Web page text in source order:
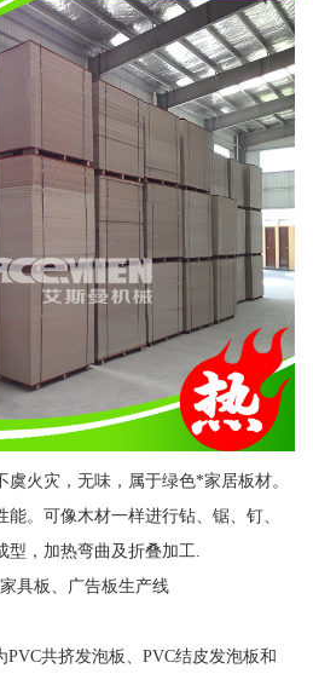
火灾，无味，属于绿色*家居板材。
。可像木材一样进行钻、锯、钉、
，加热弯曲及折叠加工.
具板、广告板生产线
共挤发泡板、PVC结皮发泡板和